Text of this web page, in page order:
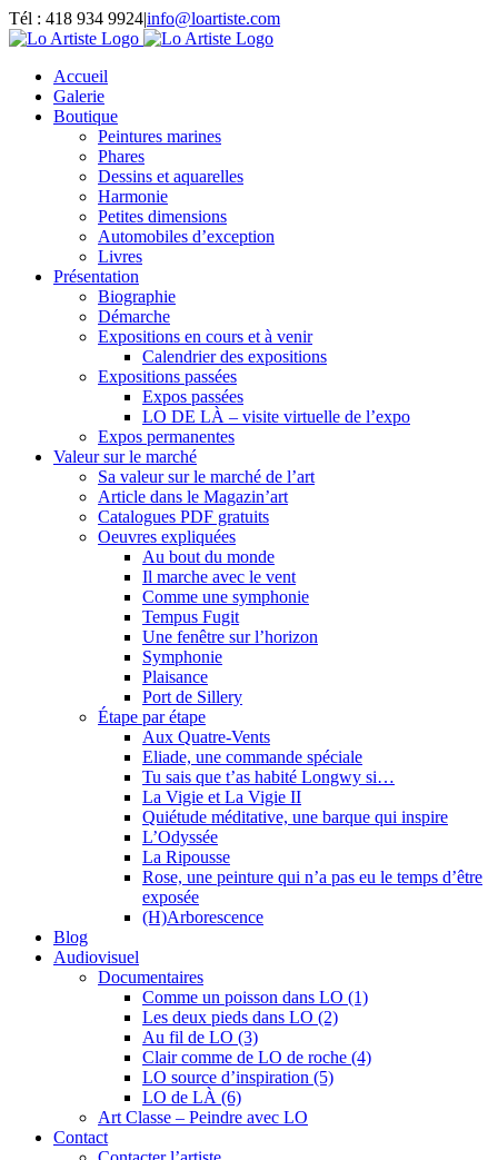
Passer
au
Tél : 418 934 9924|info@loartiste.com
Facebook
Instagram
Email
Pinterest
YouTube
Accueil
Galerie
Boutique
Peintures marines
Phares
Dessins et aquarelles
Harmonie
Petites dimensions
Automobiles d’exception
Livres
Présentation
Biographie
Démarche
Expositions en cours et à venir
Calendrier des expositions
Expositions passées
Expos passées
LO DE LÀ – visite virtuelle de l’expo
Expos permanentes
Valeur sur le marché
Sa valeur sur le marché de l’art
Article dans le Magazin’art
Catalogues PDF gratuits
Oeuvres expliquées
Au bout du monde
Il marche avec le vent
Comme une symphonie
Tempus Fugit
Une fenêtre sur l’horizon
Symphonie
Plaisance
Port de Sillery
Étape par étape
Aux Quatre-Vents
Eliade, une commande spéciale
Tu sais que t’as habité Longwy si…
La Vigie et La Vigie II
Quiétude méditative, une barque qui inspire
L’Odyssée
La Ripousse
Rose, une peinture qui n’a pas eu le temps d’être
exposée
(H)Arborescence
Blog
Audiovisuel
Documentaires
Comme un poisson dans LO (1)
Les deux pieds dans LO (2)
Au fil de LO (3)
Clair comme de LO de roche (4)
LO source d’inspiration (5)
LO de LÀ (6)
Art Classe – Peindre avec LO
Contact